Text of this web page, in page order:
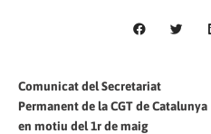
Comunicat del Secretariat
Permanent de la CGT de Catalunya
en motiu del 1r de maig